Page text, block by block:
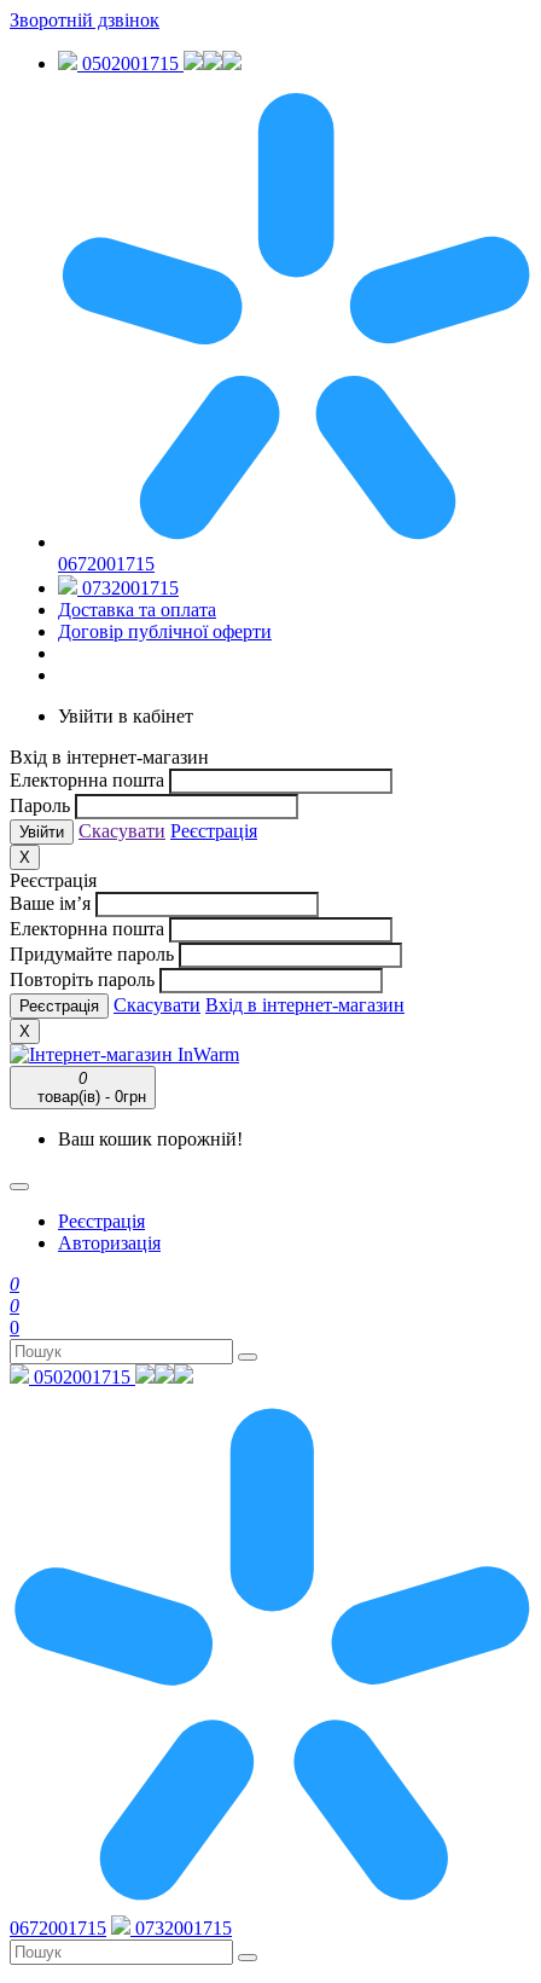
Зворотній дзвінок
0502001715
0672001715
0732001715
Доставка та оплата
Договір публічної оферти
Увійти в кабінет
Вхід в інтернет-магазин
Електорнна пошта
Пароль
Скасувати Реєстрація
X
Реєстрація
Ваше ім’я
Електорнна пошта
Придумайте пароль
Повторіть пароль
Скасувати Вхід в інтернет-магазин
X
0
товар(ів) - 0грн
Ваш кошик порожній!
Реєстрація
Авторизація
0
0
0
0502001715
0672001715 0732001715